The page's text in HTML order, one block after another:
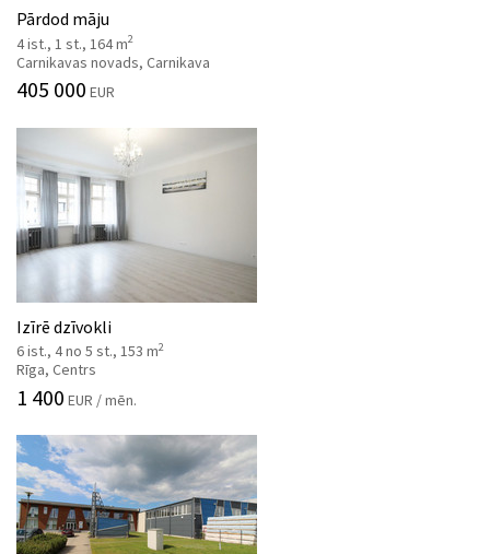
Pārdod māju
4 ist., 1 st., 164 m2
Carnikavas novads, Carnikava
405 000 EUR
Izīrē dzīvokli
6 ist., 4 no 5 st., 153 m2
Rīga, Centrs
1 400 EUR / mēn.